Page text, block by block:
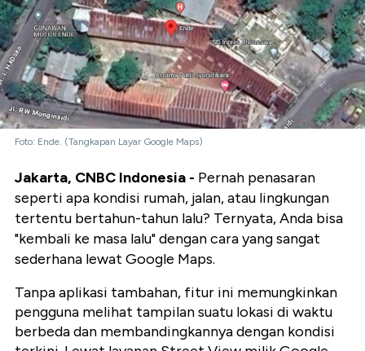
Foto: Ende. (Tangkapan Layar Google Maps)
Jakarta, CNBC Indonesia - Pernah penasaran
seperti apa kondisi rumah, jalan, atau lingkungan
tertentu bertahun-tahun lalu? Ternyata, Anda bisa
"kembali ke masa lalu" dengan cara yang sangat
sederhana lewat Google Maps.
Tanpa aplikasi tambahan, fitur ini memungkinkan
pengguna melihat tampilan suatu lokasi di waktu
berbeda dan membandingkannya dengan kondisi